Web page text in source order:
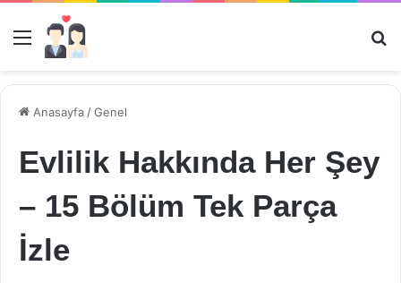
Menü
Anasayfa /Genel
Evlilik Hakkında Her Şey
– 15 Bölüm Tek Parça
İzle